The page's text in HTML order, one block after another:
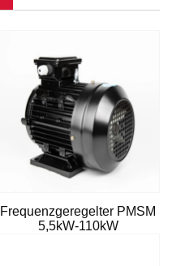
Frequenzgeregelter PMSM
5,5kW-110kW